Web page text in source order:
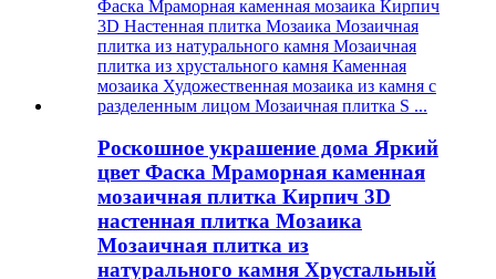
Роскошное украшение дома Яркий
цвет Фаска Мраморная каменная
мозаичная плитка Кирпич 3D
настенная плитка Мозаика
Мозаичная плитка из
натурального камня Хрустальный